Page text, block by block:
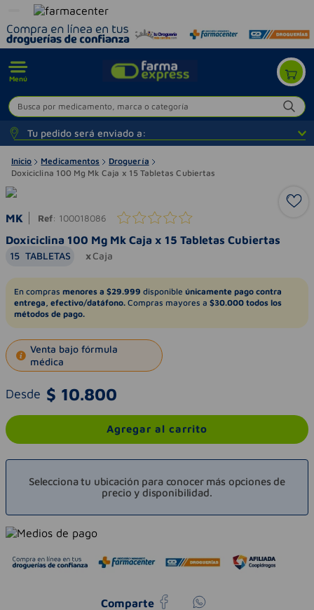
Menú
Busca por medicamento, marca o categoría
Tu pedido será enviado a:
Inicio Medicamentos
Droguería
Doxiciclina 100 Mg Mk Caja x 15 Tabletas Cubiertas
MK Ref: 100018086
Doxiciclina 100 Mg Mk Caja x 15 Tabletas Cubiertas
15 TABLETAS Caja
En compras menores a $29.999 disponible únicamente pago contra
entrega, efectivo/datáfono. Compras mayores a $30.000 todos los
métodos de pago.
Venta bajo fórmula
médica
Desde $ 10.800
Agregar al carrito
Selecciona tu ubicación para conocer más opciones de
precio y disponibilidad.
Comparte